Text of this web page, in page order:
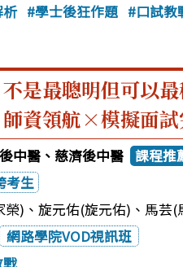
學士後狂作題 口試教
是最聰明但可以
資領航×模擬面
中醫、慈濟後中醫 課程
考生
榮) 、 旋元佑(旋元佑) 、 馬芸(
網路學院VOD視訊班
戰